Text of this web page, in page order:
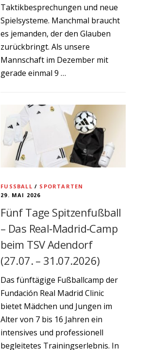
Taktikbesprechungen und neue
Spielsysteme. Manchmal braucht
es jemanden, der den Glauben
zurückbringt. Als unsere
Mannschaft im Dezember mit
gerade einmal 9 …
FUSSBALL / SPORTARTEN
29. MAI 2026
Fünf Tage Spitzenfußball
– Das Real‑Madrid‑Camp
beim TSV Adendorf
(27.07. – 31.07.2026)
Das fünftägige Fußballcamp der
Fundación Real Madrid Clinic
bietet Mädchen und Jungen im
Alter von 7 bis 16 Jahren ein
intensives und professionell
begleitetes Trainingserlebnis. In